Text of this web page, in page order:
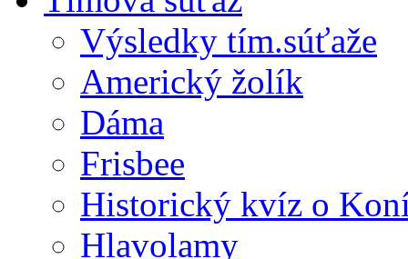
Výsledky tím.súťaže
Americký žolík
Dáma
Frisbee
Historický kvíz o
Hlavolamy